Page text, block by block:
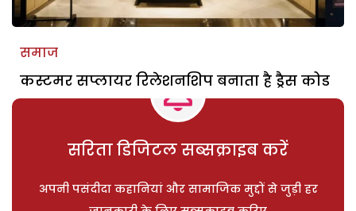
समाज
कस्टमर सप्लायर रिलेशनशिप बनाता है ड्रैस कोड
सरिता डिजिटल सब्सक्राइब करें
अपनी पसंदीदा कहानियां और सामाजिक मुद्दों से जुड़ी हर